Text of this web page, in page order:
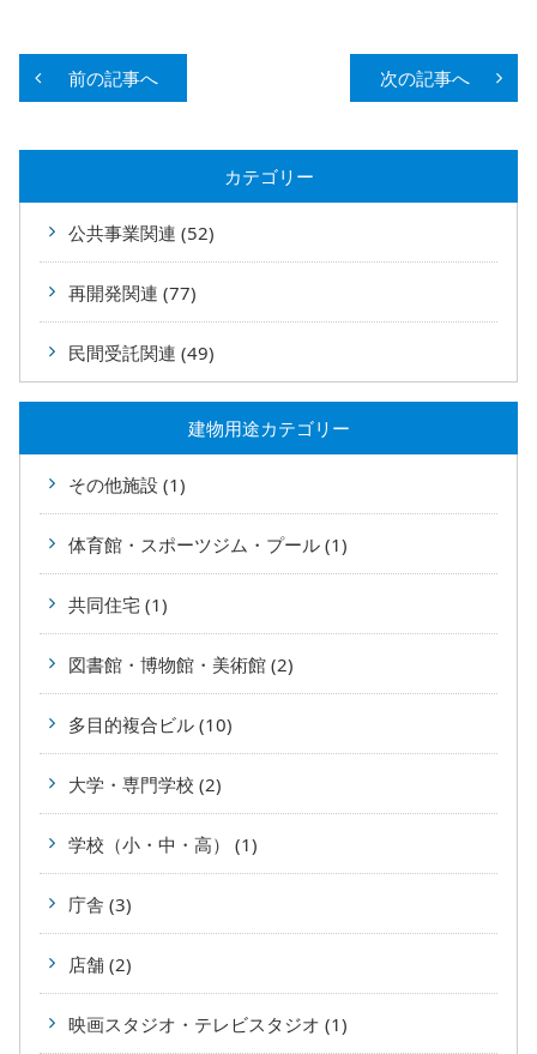
前の記事へ 次の記事へ
カテゴリー
公共事業関連 (52)
再開発関連 (77)
民間受託関連 (49)
建物用途カテゴリー
その他施設 (1)
体育館・スポーツジム・プール (1)
共同住宅 (1)
図書館・博物館・美術館 (2)
多目的複合ビル (10)
大学・専門学校 (2)
学校（小・中・高） (1)
庁舎 (3)
店舗 (2)
映画スタジオ・テレビスタジオ (1)